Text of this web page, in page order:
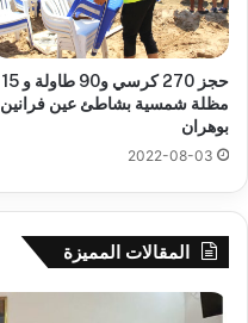
حجز 270 كرسي و90 طاولة و 15
مظلة شمسية بشاطئ عين فرانين
بوهران
2022-08-03
المقالات المميزة
جيجل: